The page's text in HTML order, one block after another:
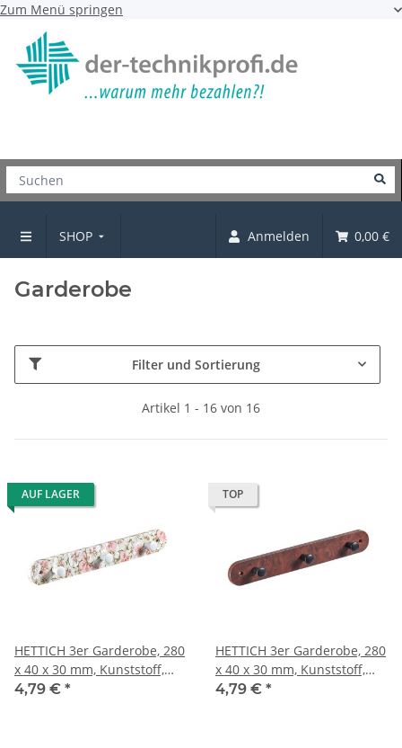
Zum Menü springen
SHOP Anmelden 0,00 €
Garderoben und Haken
Garderobe
Filter und Sortierung
Artikel 1 - 16 von 16
AUF LAGER
HETTICH 3er Garderobe, 280
x 40 x 30 mm, Kunststoff,
Blumenmotiv
4,79 € *
TOP
HETTICH 3er Garderobe, 280
x 40 x 30 mm, Kunststoff,
Wurzelholz-Optik
4,79 € *